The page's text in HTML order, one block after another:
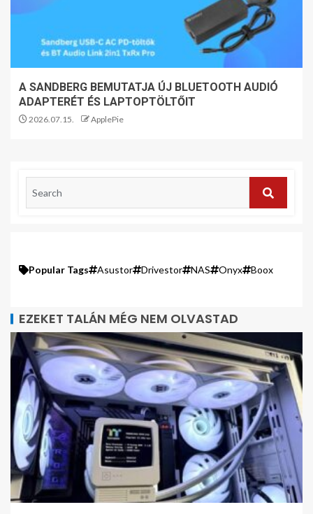
A SANDBERG BEMUTATJA ÚJ BLUETOOTH AUDIÓ
ADAPTERÉT ÉS LAPTOPTÖLTŐIT
2026.07.15. ApplePie
Popular Tags Asustor Drivestor NAS Onyx Boox
EZEKET TALÁN MÉG NEM OLVASTAD